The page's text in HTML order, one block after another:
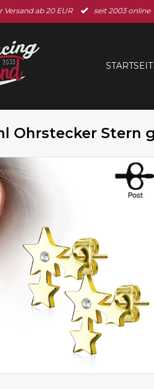
Versand ab 20 EUR seit 2003 online
Ohrstecker Stern